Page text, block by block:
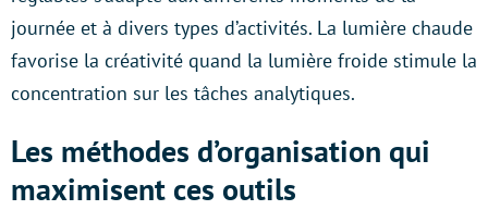
journée et à divers types d’activités. La lumière chaude
favorise la créativité quand la lumière froide stimule la
concentration sur les tâches analytiques.
Les méthodes d’organisation qui
maximisent ces outils